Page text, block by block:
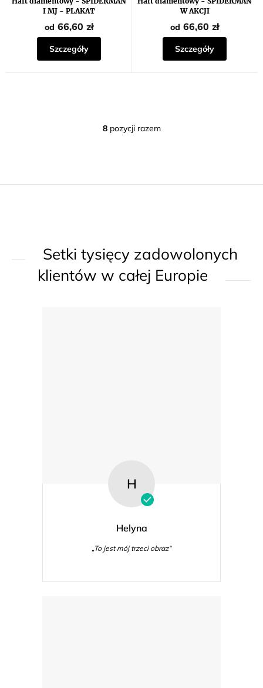
I MJ - PLAKAT
od 66,60 zł
Szczegóły
W AKCJI
od 66,60 zł
Szczegóły
K
i
8pozycji razem
Setki tysięcy zadowolonych
klientów w całej Europie
H
Helyna
„To jest mój trzeci obraz“